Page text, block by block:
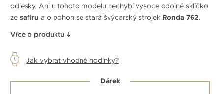
odlesky. Ani u tohoto modelu nechybí vysoce odolné sklíčko
ze safíru a o pohon se stará švýcarský strojek Ronda 762.
Více o produktu
Jak vybrat vhodné hodinky?
Dárek